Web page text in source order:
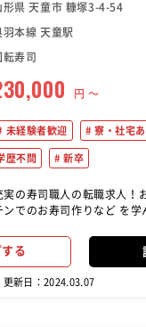
形県 天童市 糠塚3-4-54
羽本線 天童駅
転寿司
円 〜
未経験者歓迎 寮・社宅あ
歴不問 新卒
寿司職人の転職求人！おすすめ
ンでのお寿司作りなど を学
チーム一丸となって店舗運
る
更新日：2024.03.07